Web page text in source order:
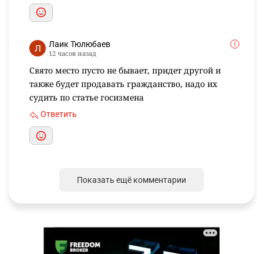
Лаик Тюлюбаев
12 часов назад
Свято место пусто не бывает, придет другой и
также будет продавать гражданство, надо их
судить по статье госизмена
Ответить
Показать ещё комментарии